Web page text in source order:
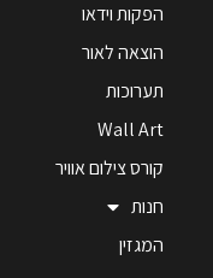
הפקות וידאו
הוצאה לאור
תערוכות
Wall Art
קורס צילום אוויר
חנות
המגזין